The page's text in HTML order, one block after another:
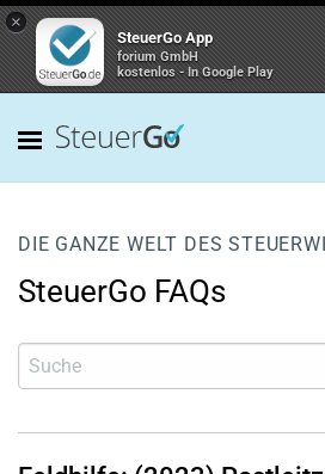
×
SteuerGo App
forium GmbH
kostenlos - In Google Play
DIE GANZE WELT DES
SteuerGo FAQs